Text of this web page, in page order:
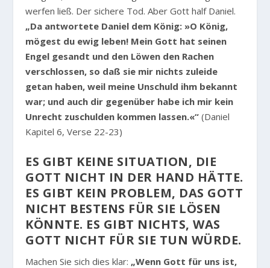
werfen ließ. Der sichere Tod. Aber Gott half Daniel.
„Da antwortete Daniel dem König: »O König,
mögest du ewig leben! Mein Gott hat seinen
Engel gesandt und den Löwen den Rachen
verschlossen, so daß sie mir nichts zuleide
getan haben, weil meine Unschuld ihm bekannt
war; und auch dir gegenüber habe ich mir kein
Unrecht zuschulden kommen lassen.«“ (Daniel
Kapitel 6, Verse 22-23)
ES GIBT KEINE SITUATION, DIE
GOTT NICHT IN DER HAND HÄTTE.
ES GIBT KEIN PROBLEM, DAS GOTT
NICHT BESTENS FÜR SIE LÖSEN
KÖNNTE. ES GIBT NICHTS, WAS
GOTT NICHT FÜR SIE TUN WÜRDE.
Machen Sie sich dies klar: „Wenn Gott für uns ist,